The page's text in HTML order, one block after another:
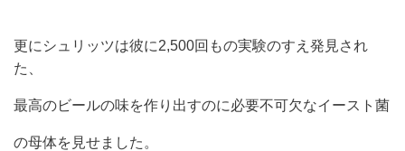
更にシュリッツは彼に2,500回もの実験のすえ発見され
た、
最高のビールの味を作り出すのに必要不可欠なイースト菌
の母体を見せました。